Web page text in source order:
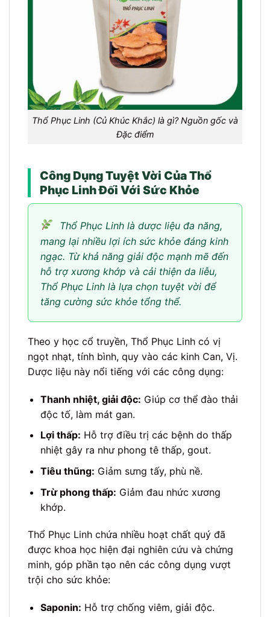
Thổ Phục Linh (Củ Khúc Khắc) là gì? Nguồn gốc và
Đặc điểm
Công Dụng Tuyệt Vời Của Thổ
Phục Linh Đối Với Sức Khỏe
Thổ Phục Linh là dược liệu đa năng,
mang lại nhiều lợi ích sức khỏe đáng kinh
ngạc. Từ khả năng giải độc mạnh mẽ đến
hỗ trợ xương khớp và cải thiện da liễu,
Thổ Phục Linh là lựa chọn tuyệt vời để
tăng cường sức khỏe tổng thể.
Theo y học cổ truyền, Thổ Phục Linh có vị
ngọt nhạt, tính bình, quy vào các kinh Can, Vị.
Dược liệu này nổi tiếng với các công dụng:
Thanh nhiệt, giải độc: Giúp cơ thể đào thải
độc tố, làm mát gan.
Lợi thấp: Hỗ trợ điều trị các bệnh do thấp
nhiệt gây ra như phong tê thấp, gout.
Tiêu thũng: Giảm sưng tấy, phù nề.
Trừ phong thấp: Giảm đau nhức xương
khớp.
Thổ Phục Linh chứa nhiều hoạt chất quý đã
được khoa học hiện đại nghiên cứu và chứng
minh, góp phần tạo nên các công dụng vượt
trội cho sức khỏe:
Saponin: Hỗ trợ chống viêm, giải độc.